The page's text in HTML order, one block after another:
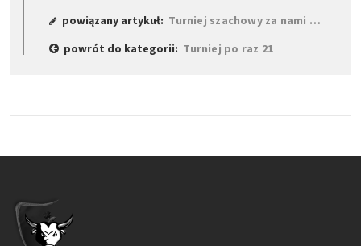
powiązany artykuł: Turniej szachowy za nami …
powrót do kategorii: Turniej po raz 21